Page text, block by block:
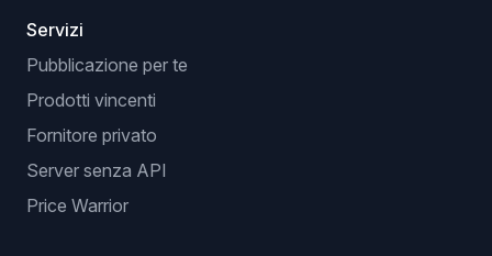
Servizi
Pubblicazione per te
Prodotti vincenti
Fornitore privato
Server senza API
Price Warrior